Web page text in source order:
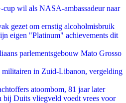
wil als NASA-ambassadeur naar
gezet om ernstig alcoholmisbruik
eigen "Platinum" achievements dit
parlementsgebouw Mato Grosso
militairen in Zuid-Libanon, vergelding
atoombom, 81 jaar later
bij Duits vliegveld voedt vrees voor